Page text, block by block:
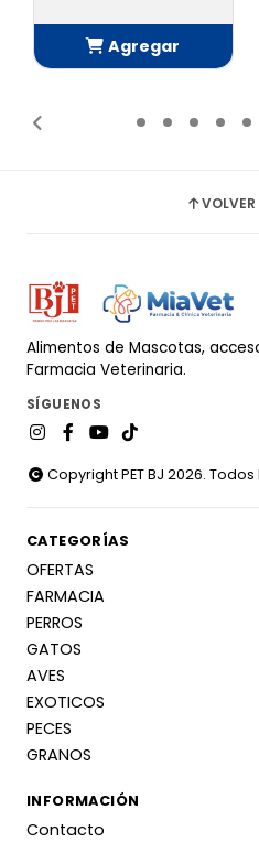
Agregar
Alimentos de Mascotas,
Farmacia Veterinaria.
SÍGUENOS
Copyright PET BJ 2026.
CATEGORÍAS
OFERTAS
FARMACIA
PERROS
GATOS
AVES
EXOTICOS
PECES
GRANOS
INFORMACIÓN
Contacto